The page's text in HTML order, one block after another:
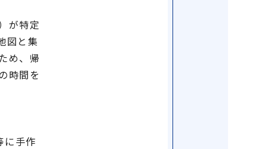
が特定
図と集
め、帰
時間を
に手作